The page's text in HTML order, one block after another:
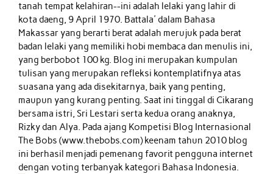
tanah tempat kelahiran--ini adalah lelaki yang lahir di
kota daeng, 9 April 1970. Battala' dalam Bahasa
Makassar yang berarti berat adalah merujuk pada berat
badan lelaki yang memiliki hobi membaca dan menulis ini,
yang berbobot 100 kg. Blog ini merupakan kumpulan
tulisan yang merupakan refleksi kontemplatifnya atas
suasana yang ada disekitarnya, baik yang penting,
maupun yang kurang penting. Saat ini tinggal di Cikarang
bersama istri, Sri Lestari serta kedua orang anaknya,
Rizky dan Alya. Pada ajang Kompetisi Blog Internasional
The Bobs (www.thebobs.com) keenam tahun 2010 blog
ini berhasil menjadi pemenang favorit pengguna internet
dengan voting terbanyak kategori Bahasa Indonesia.